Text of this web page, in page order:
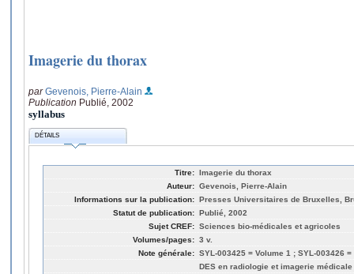
Imagerie du thorax
parGevenois, Pierre-Alain
Publication Publié, 2002
syllabus
DÉTAILS
Titre: Imagerie du thorax
Auteur: Gevenois, Pierre-Alain
Informations sur la publication: Presses Universitaires de Bruxelles,
Statut de publication: Publié, 2002
Sujet CREF: Sciences bio-médicales et agricoles
Volumes/pages: 3 v.
Note générale: SYL-003425 = Volume 1 ; SYL-003426
DES en radiologie et imagerie médicale